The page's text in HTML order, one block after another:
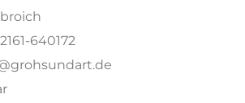
640172